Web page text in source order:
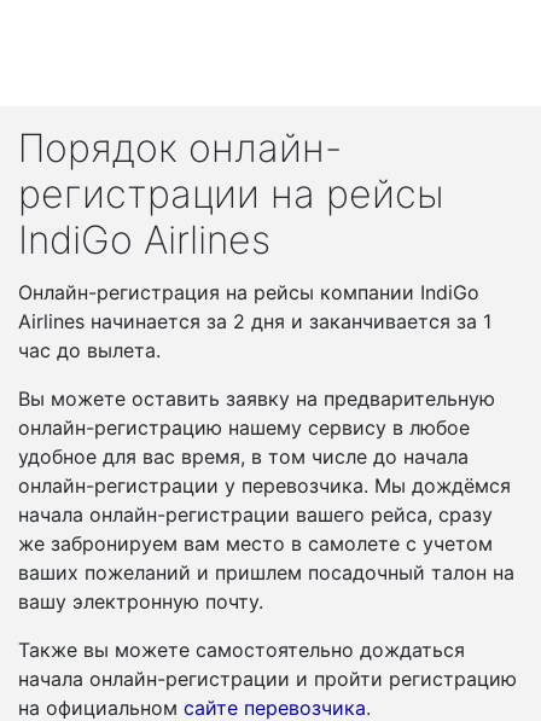
Порядок онлайн-
регистрации на рейсы
IndiGo Airlines
Онлайн-регистрация на рейсы компании IndiGo
Airlines начинается за 2 дня и заканчивается за 1
час до вылета.
Вы можете оставить заявку на предварительную
онлайн-регистрацию нашему сервису в любое
удобное для вас время, в том числе до начала
онлайн-регистрации у перевозчика. Мы дождёмся
начала онлайн-регистрации вашего рейса, сразу
же забронируем вам место в самолете с учетом
ваших пожеланий и пришлем посадочный талон на
вашу электронную почту.
Также вы можете самостоятельно дождаться
начала онлайн-регистрации и пройти регистрацию
на официальном сайте перевозчика.